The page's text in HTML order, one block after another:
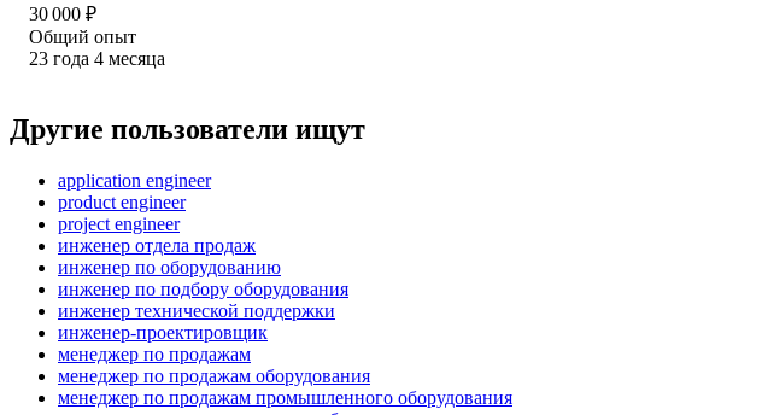
30 000 ₽
Общий опыт
23 года 4 месяца
Другие пользователи ищут
application engineer
product engineer
project engineer
инженер отдела продаж
инженер по оборудованию
инженер по подбору оборудования
инженер технической поддержки
инженер-проектировщик
менеджер по продажам
менеджер по продажам оборудования
менеджер по продажам промышленного оборудования